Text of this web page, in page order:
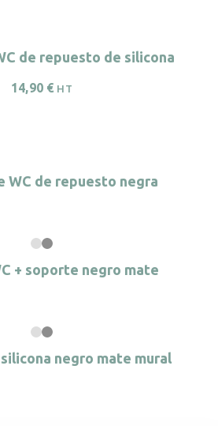
de repuesto de silicona
14,90 € HT
WC de repuesto negra
+ soporte negro mate
negro mate mural